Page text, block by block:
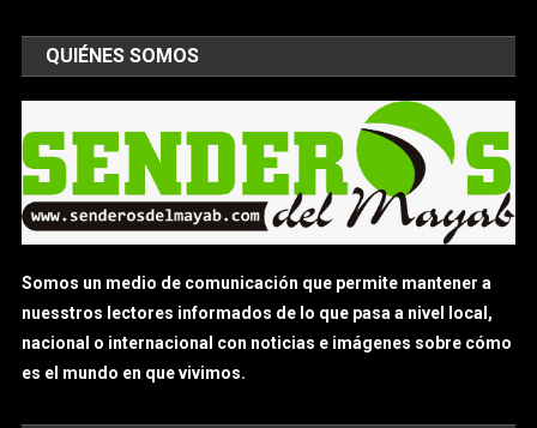
QUIÉNES SOMOS
Somos un medio de comunicación que permite mantener a
nuesstros lectores informados de lo que pasa a nivel local,
nacional o internacional con noticias e imágenes sobre cómo
es el mundo en que vivimos.